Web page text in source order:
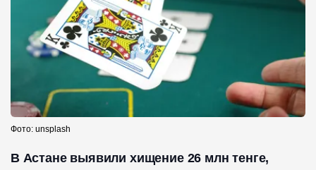
Фото: unsplash
В Астане выявили хищение 26 млн тенге,